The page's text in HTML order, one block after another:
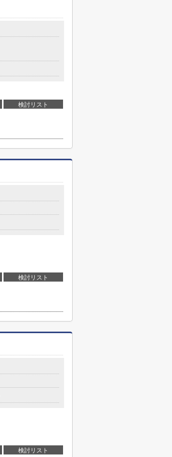
検討リスト
検討リスト
検討リスト